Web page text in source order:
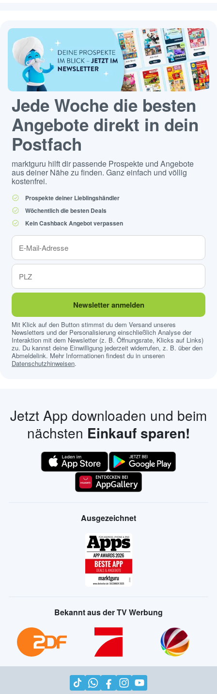
Jede Woche die besten
Angebote direkt in dein
Postfach
marktguru hilft dir passende Prospekte und Angebote
aus deiner Nähe zu finden. Ganz einfach und völlig
kostenfrei.
Prospekte deiner Lieblingshändler
Wöchentlich die besten Deals
Kein Cashback Angebot verpassen
Newsletter anmelden
Mit Klick auf den Button stimmst du dem Versand unseres
Newsletters und der Personalisierung einschließlich Analyse der
Interaktion mit dem Newsletter (z. B. Öffnungsrate, Klicks auf Links)
zu. Du kannst deine Einwilligung jederzeit widerrufen, z. B. über den
Abmeldelink. Mehr Informationen findest du in unseren
Datenschutzhinweisen.
Jetzt App downloaden und beim
nächsten Einkauf sparen!
Ausgezeichnet
Bekannt aus der TV Werbung